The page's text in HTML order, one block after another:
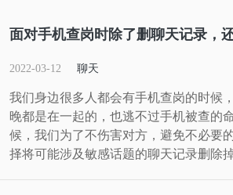
面对手机查岗时除了删聊天记录，
2022-03-12 聊天
我们身边很多人都会有手机查岗的时候
晚都是在一起的，也逃不过手机被查的
候，我们为了不伤害对方，避免不必要
择将可能涉及敏感话题的聊天记录删除掉